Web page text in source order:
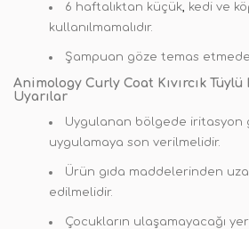
6 haftalıktan küçük, kedi ve
kullanılmamalıdır.
Şampuan göze temas
Animology Curly Coat Kıvırcık Tüylü
Uyarılar
Uygulanan bölgede iritasyon
uygulamaya son verilmelidir.
Ürün gıda maddelerinden
edilmelidir.
Çocukların ulaşamayacağı